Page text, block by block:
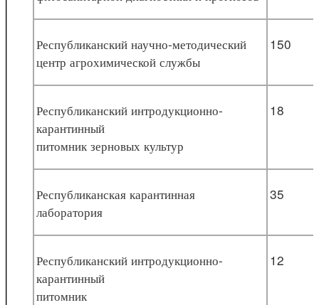
Республиканский научно-методический
центр агрохимической службы
150
Республиканский интродукционно-
карантинный
питомник зерновых культур
18
Республиканская карантинная
лаборатория
35
Республиканский интродукционно-
карантинный
питомник
12